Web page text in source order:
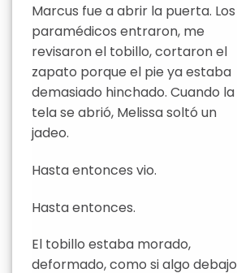
Marcus fue a abrir la puerta. Los
paramédicos entraron, me
revisaron el tobillo, cortaron el
zapato porque el pie ya estaba
demasiado hinchado. Cuando la
tela se abrió, Melissa soltó un
jadeo.
Hasta entonces vio.
Hasta entonces.
El tobillo estaba morado,
deformado, como si algo debajo